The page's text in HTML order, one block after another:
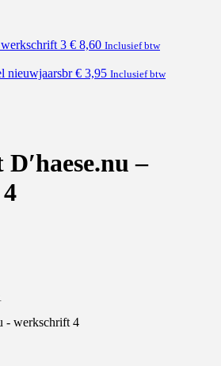
3 € 8,60 Inclusief btw
nieuwjaarsbr € 3,95 Inclusief btw
–